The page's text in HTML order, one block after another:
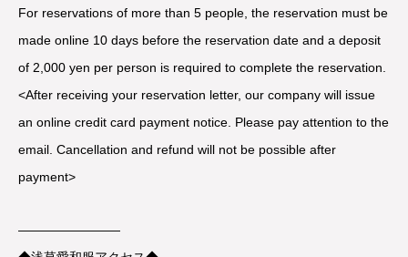
For reservations of more than 5 people, the reservation must be
made online 10 days before the reservation date and a deposit
of 2,000 yen per person is required to complete the reservation.
<After receiving your reservation letter, our company will issue
an online credit card payment notice. Please pay attention to the
email. Cancellation and refund will not be possible after
payment>
————————